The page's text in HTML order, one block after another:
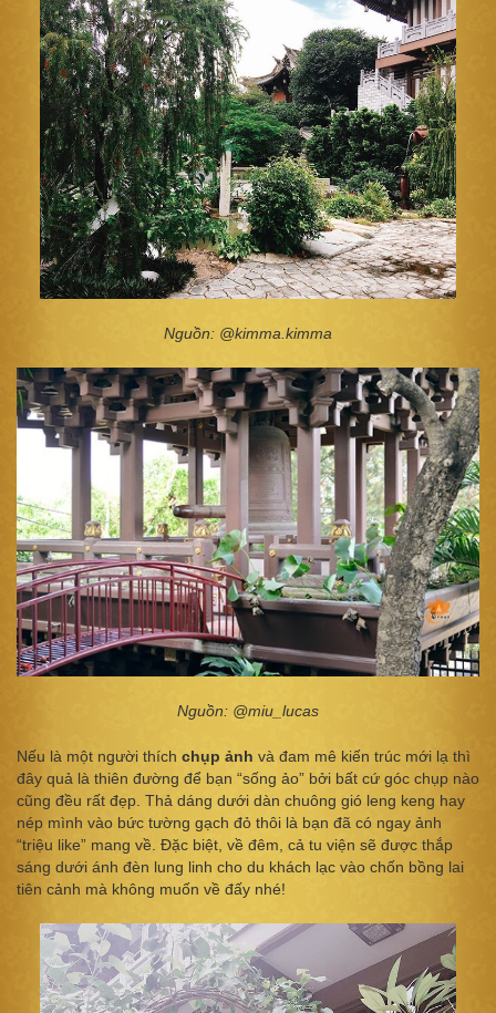
Nguồn: @kimma.kimma
Nguồn: @miu_lucas
Nếu là một người thích chụp ảnh và đam mê kiến trúc mới lạ thì
đây quả là thiên đường để bạn “sống ảo” bởi bất cứ góc chụp nào
cũng đều rất đẹp. Thả dáng dưới dàn chuông gió leng keng hay
nép mình vào bức tường gạch đỏ thôi là bạn đã có ngay ảnh
“triệu like” mang về. Đặc biệt, về đêm, cả tu viện sẽ được thắp
sáng dưới ánh đèn lung linh cho du khách lạc vào chốn bồng lai
tiên cảnh mà không muốn về đấy nhé!